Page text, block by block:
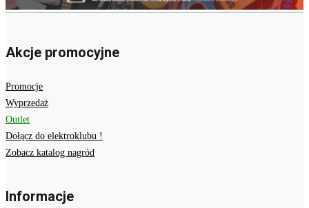
Akcje promocyjne
Promocje
Wyprzedaż
Outlet
Dołącz do elektroklubu !
Zobacz katalog nagród
Informacje